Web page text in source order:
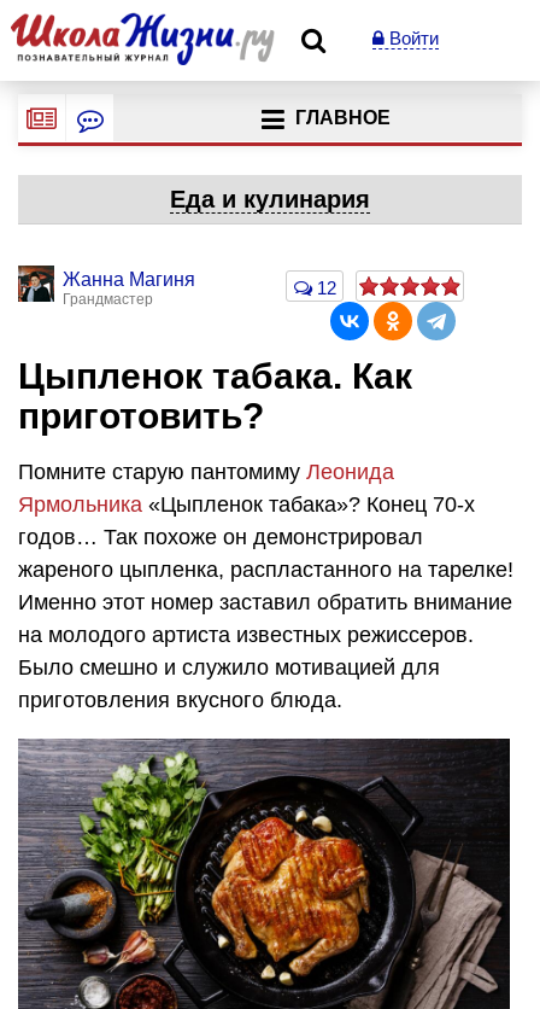
Войти
ГЛАВНОЕ
Еда и кулинария
Жанна Магиня
Грандмастер
12
Цыпленок табака. Как
приготовить?
Помните старую пантомиму Леонида
Ярмольника «Цыпленок табака»? Конец 70-х
годов… Так похоже он демонстрировал
жареного цыпленка, распластанного на тарелке!
Именно этот номер заставил обратить внимание
на молодого артиста известных режиссеров.
Было смешно и служило мотивацией для
приготовления вкусного блюда.